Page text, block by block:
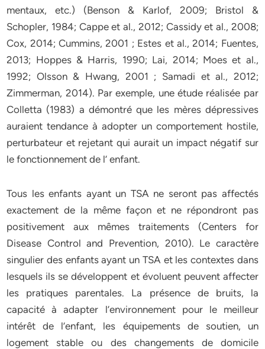
mentaux, etc.) (Benson & Karlof, 2009; Bristol &
Schopler, 1984; Cappe et al., 2012; Cassidy et al., 2008;
Cox, 2014; Cummins, 2001 ; Estes et al., 2014; Fuentes,
2013; Hoppes & Harris, 1990; Lai, 2014; Moes et al.,
1992; Olsson & Hwang, 2001 ; Samadi et al., 2012;
Zimmerman, 2014). Par exemple, une étude réalisée par
Colletta (1983) a démontré que les mères dépressives
auraient tendance à adopter un comportement hostile,
perturbateur et rejetant qui aurait un impact négatif sur
le fonctionnement de l’ enfant.
Tous les enfants ayant un TSA ne seront pas affectés
exactement de la même façon et ne répondront pas
positivement aux mêmes traitements (Centers for
Disease Control and Prevention, 2010). Le caractère
singulier des enfants ayant un TSA et les contextes dans
lesquels ils se développent et évoluent peuvent affecter
les pratiques parentales. La présence de bruits, la
capacité à adapter l’environnement pour le meilleur
intérêt de l’enfant, les équipements de soutien, un
logement stable ou des changements de domicile